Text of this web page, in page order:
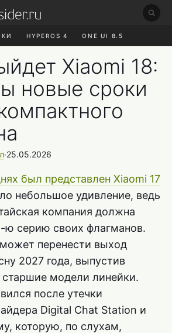
HYPEROS 4 ONE UI 8.5
Xiaomi 18:
новые сроки
∙25.05.2026
был представлен Xiaomi 17
небольшое удивление, ведь
компания должна
ю серию своих флагманов.
перенести выход
2027 года, выпустив
модели линейки.
после утечки
Digital Chat Station и
которую, по слухам,